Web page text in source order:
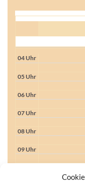
04 Uhr
05 Uhr
06 Uhr
07 Uhr
08 Uhr
09 Uhr
10:00 - 12:00
Trotzfunk